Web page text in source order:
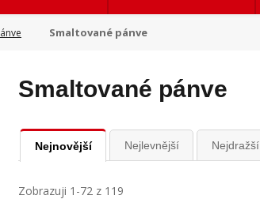
Smaltované pánve
Smaltované pánve
Nejnovější Nejlevnější Nejdražší
Zobrazuji 1-72 z 119